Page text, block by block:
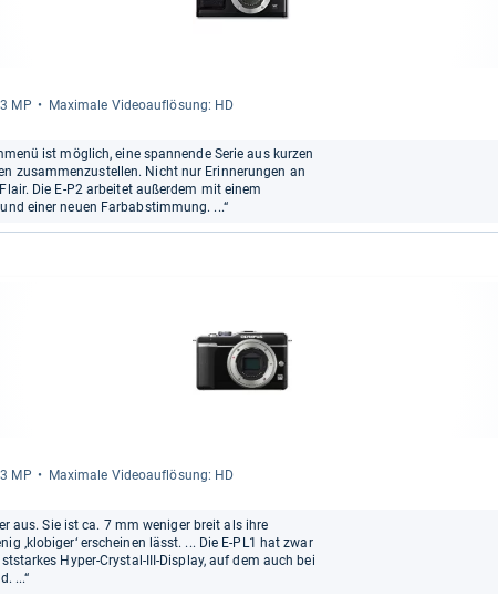
MP Maxi­male Videoauf­lö­sung: HD
ist möglich, eine spannende Serie aus kurzen
zusammenzustellen. Nicht nur Erinnerungen an
Die E-P2 arbeitet außerdem mit einem
einer neuen Farbabstimmung. ...“
MP Maxi­male Videoauf­lö­sung: HD
aus. Sie ist ca. 7 mm weniger breit als ihre
‚klobiger‘ erscheinen lässt. ... Die E-PL1 hat zwar
Hyper-Crystal-III-Display, auf dem auch bei
...“